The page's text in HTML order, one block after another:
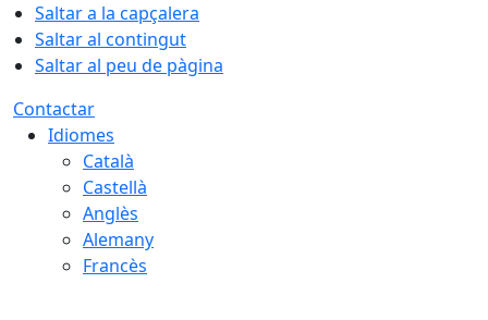
Saltar a la capçalera
Saltar al contingut
Saltar al peu de pàgina
Contactar
Idiomes
Català
Castellà
Anglès
Alemany
Francès